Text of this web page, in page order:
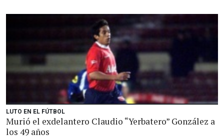
LUTO EN EL FÚTBOL
Murió el exdelantero Claudio “Yerbatero” González a
los 49 años